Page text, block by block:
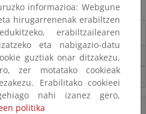
del Ceneam
informazioa: Webgune
hirugarrenenak erabiltzen
erabiltzailearen
eta nabigazio-datu
guztiak onar ditzakezu,
zer motatako cookieak
Erabilitako cookieei
nahi izanez gero,
politika